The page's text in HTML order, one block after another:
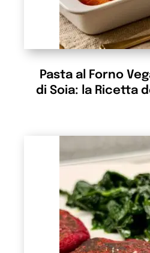
Pasta al Forno
di Soia: la Ricetta